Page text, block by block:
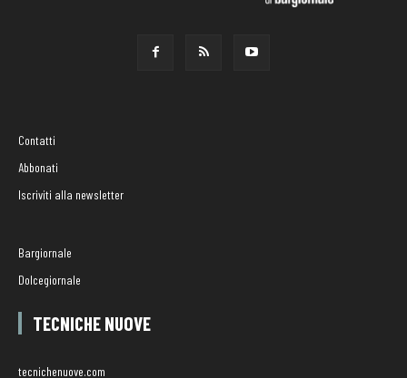
Contatti
Abbonati
Iscriviti alla newsletter
Bargiornale
Dolcegiornale
TECNICHE NUOVE
tecnichenuove.com